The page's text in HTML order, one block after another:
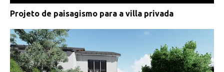
Projeto de paisagismo para a villa privada